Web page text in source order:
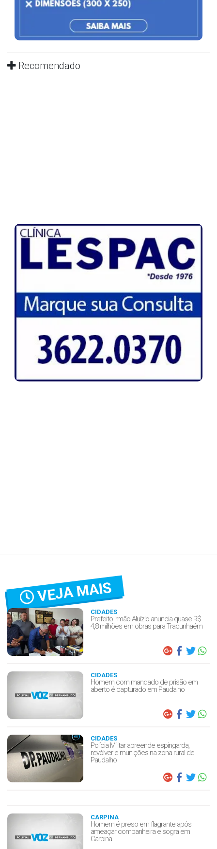
Recomendado
VEJA MAIS
CIDADES
Prefeito Irmão Aluízio anuncia quase R$
4,8 milhões em obras para Tracunhaém
CIDADES
Homem com mandado de prisão em
aberto é capturado em Paudalho
CIDADES
Polícia Militar apreende espingarda,
revólver e munições na zona rural de
Paudalho
CARPINA
Homem é preso em flagrante após
ameaçar companheira e sogra em
Carpina